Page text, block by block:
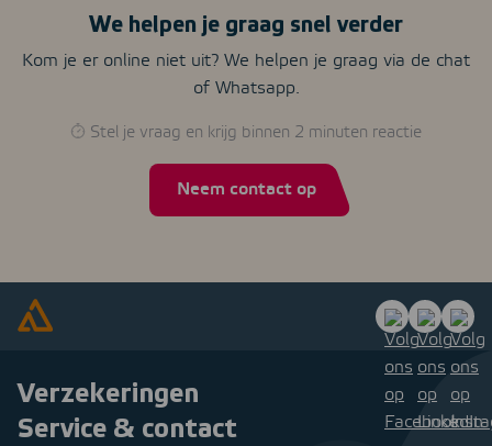
We helpen je graag snel verder
Kom je er online niet uit? We helpen je graag via de chat
of Whatsapp.
Stel je vraag en krijg binnen 2 minuten reactie
Neem contact op
Verzekeringen
Service & contact